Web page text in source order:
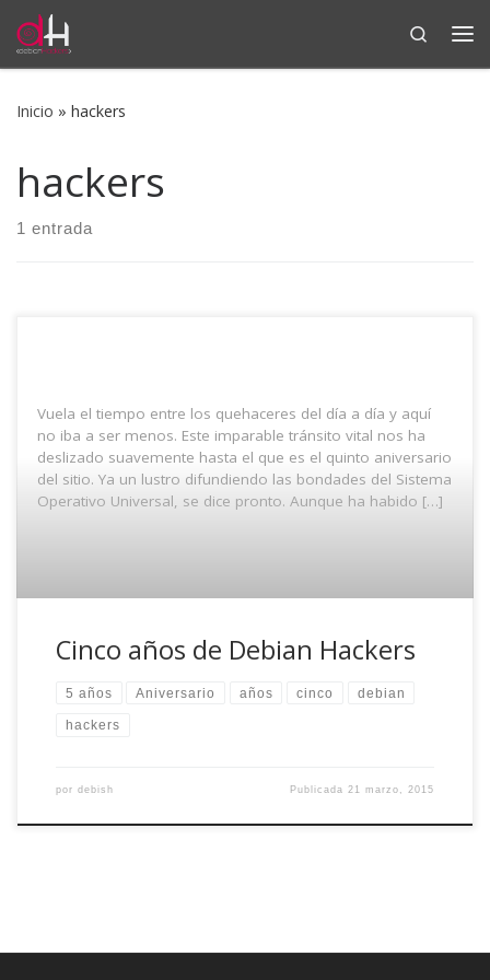
Saltar al contenido
Search
Inicio » hackers
hackers
1 entrada
Vuela el tiempo entre los quehaceres del día a día y aquí
no iba a ser menos. Este imparable tránsito vital nos ha
deslizado suavemente hasta el que es el quinto aniversario
del sitio. Ya un lustro difundiendo las bondades del Sistema
Operativo Universal, se dice pronto. Aunque ha habido […]
Cinco años de Debian Hackers
5 años Aniversario años cinco debian
hackers
por debish Publicada 21 marzo, 2015